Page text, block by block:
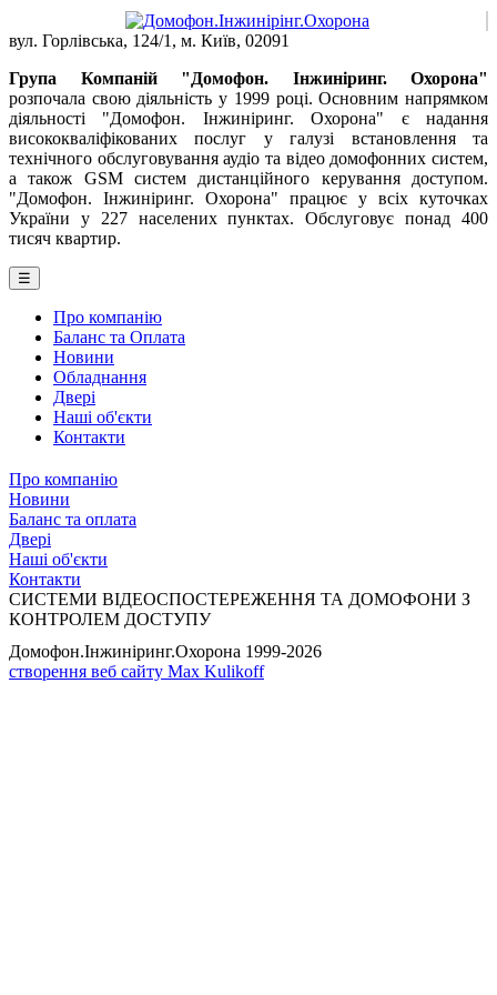
вул. Горлівська, 124/1, м. Київ, 02091
Група Компаній "Домофон. Інжиніринг. Охорона"
розпочала свою діяльність у 1999 році. Основним напрямком
діяльності "Домофон. Інжиніринг. Охорона" є надання
висококваліфікованих послуг у галузі встановлення та
технічного обслуговування аудіо та відео домофонних систем,
а також GSM систем дистанційного керування доступом.
"Домофон. Інжиніринг. Охорона" працює у всіх куточках
України у 227 населених пунктах. Обслуговує понад 400
тисяч квартир.
☰
Про компанію
Баланс та Оплата
Новини
Обладнання
Двері
Наші об'єкти
Контакти
Про компанію
Новини
Баланс та оплата
Двері
Наші об'єкти
Контакти
СИСТЕМИ ВІДЕОСПОСТЕРЕЖЕННЯ ТА ДОМОФОНИ З
КОНТРОЛЕМ ДОСТУПУ
Домофон.Інжиніринг.Охорона 1999-2026
створення веб сайту Max Kulikoff